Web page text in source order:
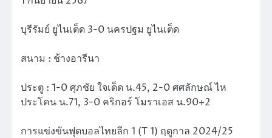
บุรีรัมย์ ยูไนเต็ด 3-0 นครปฐม ยูไนเต็ด
สนาม : ช้างอารีนา
ประตู : 1-0 ศุภชัย ใจเด็ด น.45, 2-0 ศศลักษณ์ ไห
ประโคน น.71, 3-0 คริกอร์ โมราเอส น.90+2
การแข่งขันฟุตบอลไทยลีก 1 (T 1) ฤดูกาล 2024/25